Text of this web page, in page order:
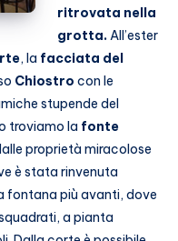
ritrovata nella
grotta.All’ester
, la facciata del
Chiostro con le
stupende del
troviamo la fonte
proprietà miracolose
è stata rinvenuta
fontana più avanti, dove
a pianta